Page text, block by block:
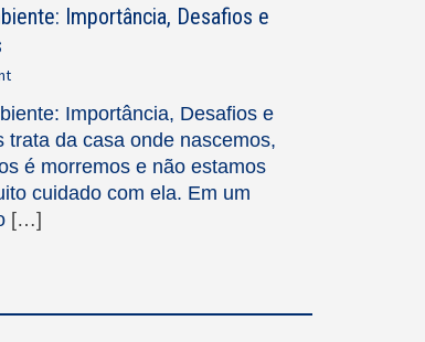
Importância, Desafios e
Importância, Desafios e
trata da casa onde nascemos,
é morremos e não estamos
cuidado com ela. Em um
[…]